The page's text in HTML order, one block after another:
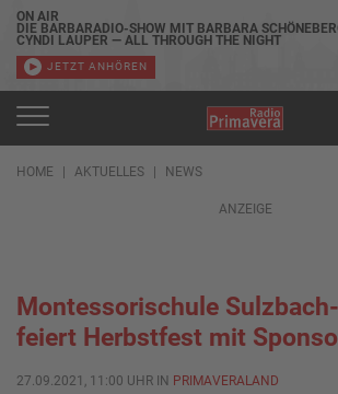
ON AIR
DIE BARBARADIO-SHOW MIT BARBARA
CYNDI LAUPER — ALL THROUGH THE NIGHT
JETZT ANHÖREN
HOME AKTUELLES NEWS
ANZEIGE
Montessorischule
feiert Herbstfest mit
27.09.2021, 11:00 UHR IN PRIMAVERALAND